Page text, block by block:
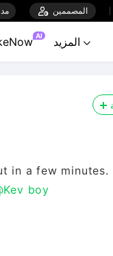
 المصممين
AI

in a few minutes.
boy